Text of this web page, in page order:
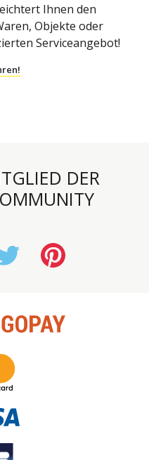
Ihnen den
Objekte oder
Serviceangebot!
DER